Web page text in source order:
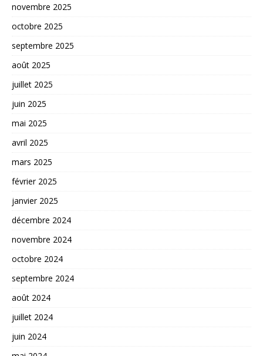
novembre 2025
octobre 2025
septembre 2025
août 2025
juillet 2025
juin 2025
mai 2025
avril 2025
mars 2025
février 2025
janvier 2025
décembre 2024
novembre 2024
octobre 2024
septembre 2024
août 2024
juillet 2024
juin 2024